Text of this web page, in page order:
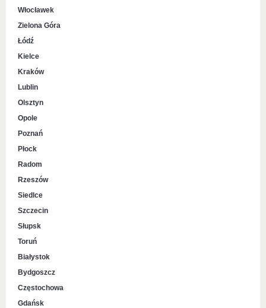
Włocławek
Zielona Góra
Łódź
Kielce
Kraków
Lublin
Olsztyn
Opole
Poznań
Płock
Radom
Rzeszów
Siedlce
Szczecin
Słupsk
Toruń
Białystok
Bydgoszcz
Częstochowa
Gdańsk